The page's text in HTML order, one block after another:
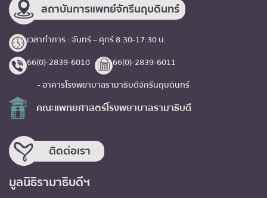
สถาบันการแพทย์จักรีนฤบดินทร์
เวลาทำการ : จันทร์ – ศุกร์ 8:30-17:30 น.
66(0)-2839-6010
66(0)-2839-6011
- อาคารโรงพยาบาลรามาธิบดีจักรีนฤบดินทร์
คณะแพทยศาสตร์โรงพยาบาลรามาธิบดี
ติดต่อเรา
มูลนิธิรามาธิบดีฯ